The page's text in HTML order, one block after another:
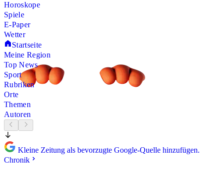
Horoskope
Spiele
E-Paper
Wetter
Startseite
Meine Region
Top News
Sport
Rubriken
Orte
Themen
Autoren
Kleine Zeitung als bevorzugte Google-Quelle hinzufügen.
Chronik